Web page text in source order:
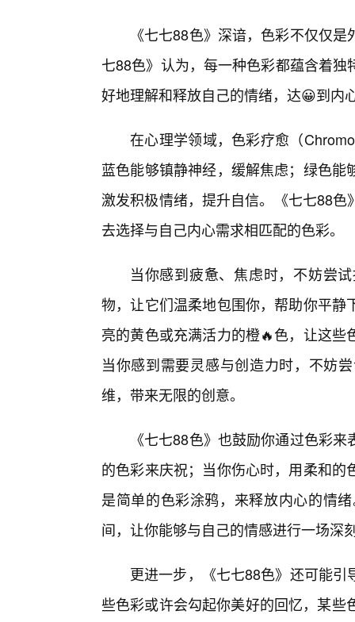
《七七88色》深谙，色彩不仅仅
七88色》认为，每一种色彩都蕴含着
好地理解和释放自己的情绪，达😀到内
在心理学领域，色彩疗愈（
蓝色能够镇静神经，缓解焦虑；绿色
激发积极情绪，提升自信。《七七88
去选择与自己内心需求相匹配的色彩。
当你感到疲惫、焦虑时，不妨尝
物，让它们温柔地包围你，帮助你平
亮的黄色或充满活力的橙🔥色，让这
当你感到需要灵感与创造力时，不妨
维，带来无限的创意。
《七七88色》也鼓励你通过色彩
的色彩来庆祝；当你伤心时，用柔和
是简单的色彩涂鸦，来释放内心的情
间，让你能够与自己的情感进行一场深
更进一步，《七七88色》还可能
些色彩或许会勾起你美好的回忆，某